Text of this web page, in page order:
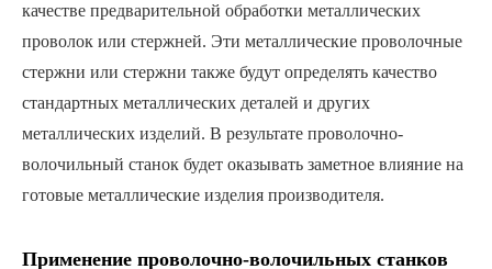
качестве предварительной обработки металлических
проволок или стержней. Эти металлические проволочные
стержни или стержни также будут определять качество
стандартных металлических деталей и других
металлических изделий. В результате проволочно-
волочильный станок будет оказывать заметное влияние на
готовые металлические изделия производителя.
Применение проволочно-волочильных станков